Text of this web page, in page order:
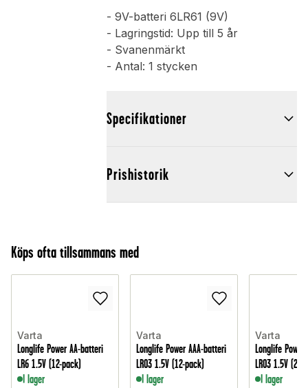
- 9V-batteri 6LR61 (9V)
- Lagringstid: Upp till 5 år
- Svanenmärkt
- Antal: 1 stycken
Specifikationer
Prishistorik
Köps ofta tillsammans med
Varta
Longlife Power AA-batteri
LR6 1.5V (12-pack)
I lager
Varta
Longlife Power AAA-batteri
LR03 1.5V (12-pack)
I lager
Varta
Longlife
LR03 1.5V
I lager